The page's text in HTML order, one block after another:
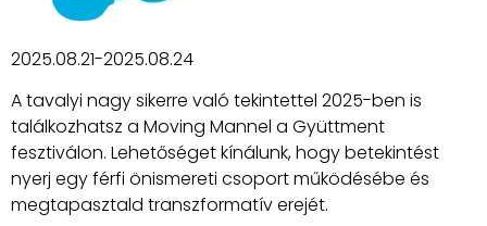
2025.08.21-2025.08.24
A tavalyi nagy sikerre való tekintettel 2025-ben is
találkozhatsz a Moving Mannel a Gyüttment
fesztiválon. Lehetőséget kínálunk, hogy betekintést
nyerj egy férfi önismereti csoport működésébe és
megtapasztald transzformatív erejét.